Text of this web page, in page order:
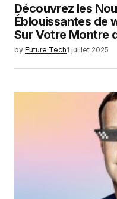
Découvrez les
Éblouissantes de
Sur Votre Montre
by Future Tech1 juillet 2025